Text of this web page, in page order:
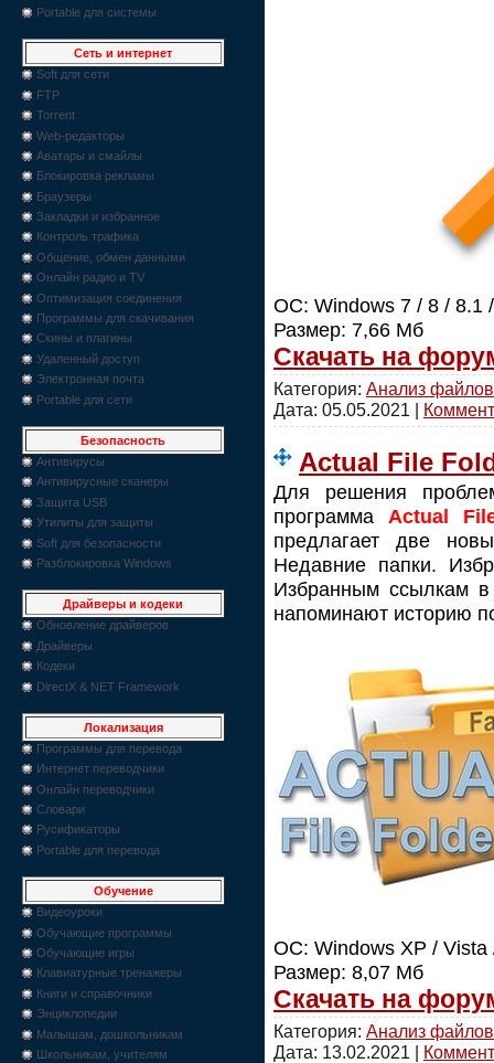
Portable для системы
Сеть и интернет
Soft для сети
FTP
Torrent
Web-редакторы
Аватары и смайлы
Блокировка рекламы
Браузеры
Закладки и избранное
Контроль трафика
Общение, обмен данными
Онлайн радио и TV
Оптимизация соединения
Программы для скачивания
Скины и плагины
Удаленный доступ
Электронная почта
Portable для сети
Безопасность
Антивирусы
Антивирусные сканеры
Защита USB
Утилиты для защиты
Soft для безопасности
Разблокировка Windows
Драйверы и кодеки
Обновление драйверов
Драйверы
Кодеки
DirectX & NET Framework
Локализация
Программы для перевода
Интернет переводчики
Онлайн переводчики
Словари
Русификаторы
Portable для перевода
Обучение
Видеоуроки
Обучающие программы
Обучающие игры
Клавиатурные тренажеры
Книги и справочники
Энциклопедии
Малышам, дошкольникам
Школьникам, учителям
ОС: Windows 7 / 8 / 8.1
Размер: 7,66 Мб
Скачать на
Категория: Анализ файлов
Дата: 05.05.2021 |
Actual File
Для решения
программа Actual
предлагает две
Недавние папки.
Избранным ссылкам в
напоминают историю
ОС: Windows XP / Vista
Размер: 8,07 Мб
Скачать на
Категория: Анализ файлов
Дата: 13.02.2021 |